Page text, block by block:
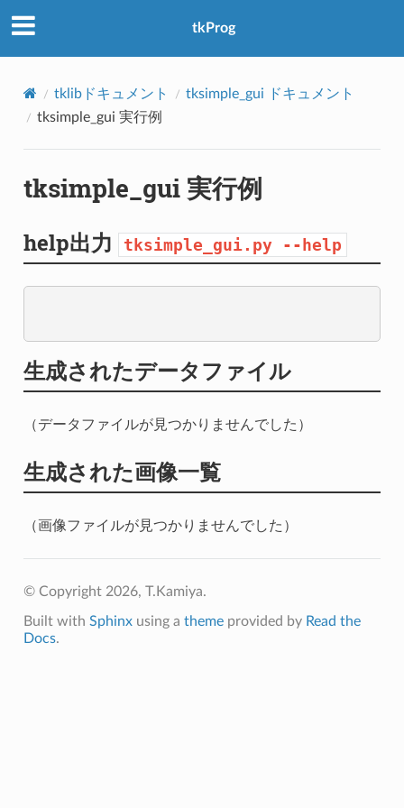
tkProg
tklibドキュメント
tksimple_gui ドキュメント
tksimple_gui 実行例
tksimple_gui 実行例
help出力 tksimple_gui.py --help
生成されたデータファイル
（データファイルが見つかりませんでした）
生成された画像一覧
（画像ファイルが見つかりませんでした）
© Copyright 2026, T.Kamiya.
Built with Sphinxusing a themeprovided by Read the
Docs.
アクセス数：0